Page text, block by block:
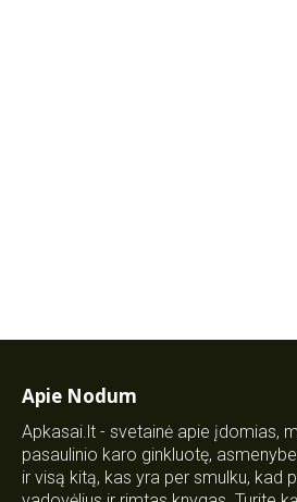
Apie Nodum
Apkasai.lt - svetainė apie įdomias,
pasaulinio karo ginkluotę,
ir visą kitą, kas yra per smulku, kad